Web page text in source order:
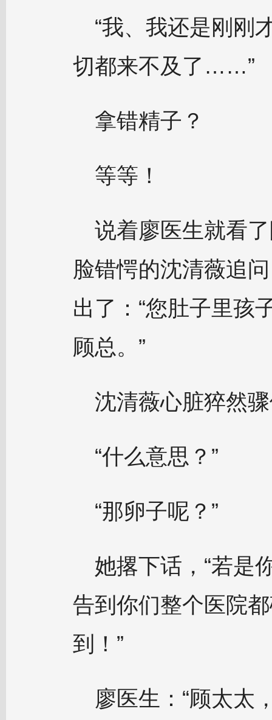
“我、我还是刚刚
切都来不及了……”
拿错精子？
等等！
说着廖医生就看
脸错愕的沈清薇追
出了：“您肚子里
顾总。”
沈清薇心脏猝然
“什么意思？”
“那卵子呢？”
她撂下话，“若是
告到你们整个医院
到！”
廖医生：“顾太太